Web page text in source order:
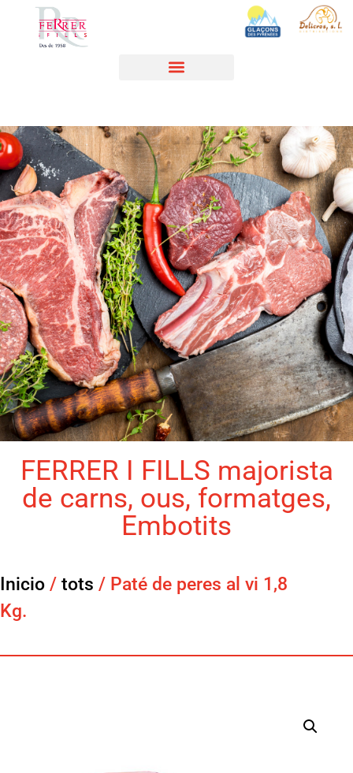
FERRER I FILLS majorista
de carns, ous, formatges,
Embotits
Inicio / tots / Paté de peres al vi 1,8
Kg.